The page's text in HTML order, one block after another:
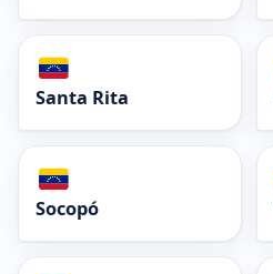
Santa Rita
Socopó